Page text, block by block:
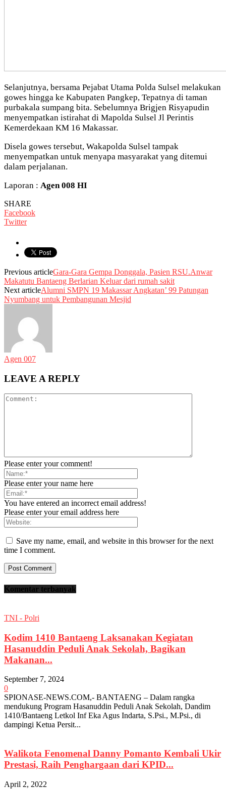
Selanjutnya, bersama Pejabat Utama Polda Sulsel melakukan
gowes hingga ke Kabupaten Pangkep, Tepatnya di taman
purbakala sumpang bita. Sebelumnya Brigjen Risyapudin
menyempatkan istirahat di Mapolda Sulsel Jl Perintis
Kemerdekaan KM 16 Makassar.
Disela gowes tersebut, Wakapolda Sulsel tampak
menyempatkan untuk menyapa masyarakat yang ditemui
dalam perjalanan.
Laporan : Agen 008 HI
SHARE
Facebook
Twitter
Previous articleGara-Gara Gempa Donggala, Pasien RSU.Anwar
Makatutu Bantaeng Berlarian Keluar dari rumah sakit
Next articleAlumni SMPN 19 Makassar Angkatan’ 99 Patungan
Nyumbang untuk Pembangunan Mesjid
Agen 007
LEAVE A REPLY
Please enter your comment!
Please enter your name here
You have entered an incorrect email address!
Please enter your email address here
Save my name, email, and website in this browser for the next
time I comment.
Komentar terbanyak
TNI - Polri
Kodim 1410 Bantaeng Laksanakan Kegiatan
Hasanuddin Peduli Anak Sekolah, Bagikan
Makanan...
September 7, 2024
0
SPIONASE-NEWS.COM,- BANTAENG – Dalam rangka
mendukung Program Hasanuddin Peduli Anak Sekolah, Dandim
1410/Bantaeng Letkol Inf Eka Agus Indarta, S.Psi., M.Psi., di
dampingi Ketua Persit...
Walikota Fenomenal Danny Pomanto Kembali Ukir
Prestasi, Raih Penghargaan dari KPID...
April 2, 2022